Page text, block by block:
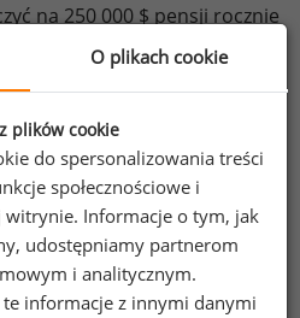
na 250 000 $ pensji rocznie
służbowych. Według
spółkach osoby pełniące
jeszcze mniejsza bo 48
NY Timesa.
ciekawostek
O plikach cookie
plików cookie
do spersonalizowania treści
społecznościowe i
witrynie. Informacje o tym, jak
udostępniamy partnerom
i analitycznym.
te informacje z innymi danymi